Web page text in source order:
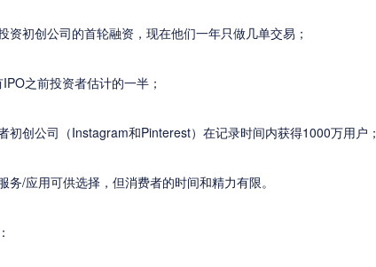
资初创公司的首轮融资，现在他们一年只做几单交易；
之前投资者估计的一半；
初创公司（Instagram和Pinterest）在记录时间内获得1000万用户；
务/应用可供选择，但消费者的时间和精力有限。